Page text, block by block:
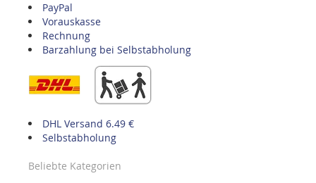
PayPal
Vorauskasse
Rechnung
Barzahlung bei Selbstabholung
DHL Versand 6.49 €
Selbstabholung
Beliebte Kategorien